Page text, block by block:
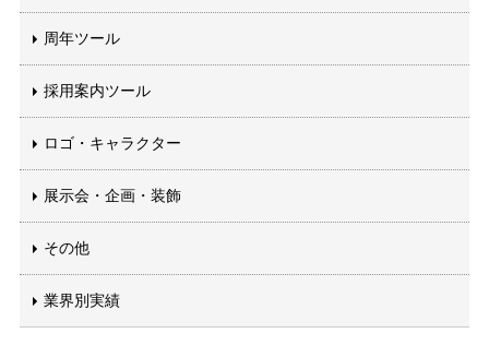
周年ツール
採用案内ツール
ロゴ・キャラクター
展示会・企画・装飾
その他
業界別実績